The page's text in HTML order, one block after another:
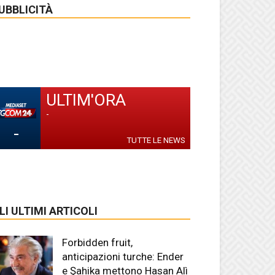
-
ULTIM'ORA
-
TUTTE LE NEWS
ULTIMI ARTICOLI
Forbidden fruit,
anticipazioni turche: Ender
e Şahika mettono Hasan Alì